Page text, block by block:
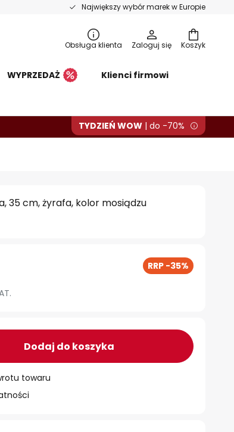
Największy wybór marek w Europie
Koszyk
Obsługa klienta Zaloguj się
WYPRZEDAŻ Klienci firmowi
TYDZIEŃ WOW | do -70%
35 cm, żyrafa, kolor mosiądzu
RRP -35%
Dodaj do koszyka
towaru